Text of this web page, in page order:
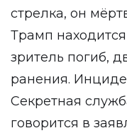
стрелка, он
Трамп
зритель погиб,
ранения.
Секретная
говорится в